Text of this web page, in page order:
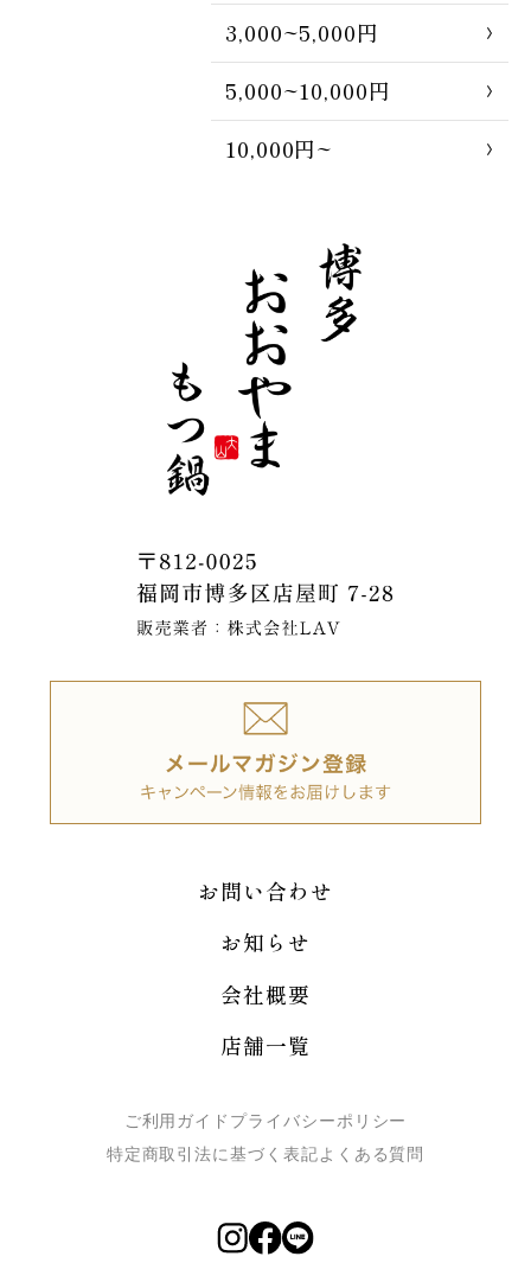
3,000~5,000円
5,000~10,000円
10,000円~
お問い合わせ
お知らせ
会社概要
店舗一覧
ご利用ガイド プライバシーポリシー
特定商取引法に基づく表記よくある質問